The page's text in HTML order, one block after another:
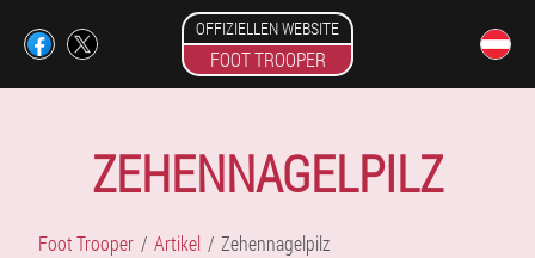
OFFIZIELLEN WEBSITE
FOOT TROOPER
ZEHENNAGELPILZ
Foot Trooper Artikel Zehennagelpilz